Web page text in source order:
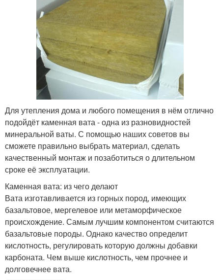
Для утепления дома и любого помещения в нём отлично
подойдёт каменная вата - одна из разновидностей
минеральной ваты. С помощью наших советов вы
сможете правильно выбрать материал, сделать
качественный монтаж и позаботиться о длительном
сроке её эксплуатации.
Каменная вата: из чего делают
Вата изготавливается из горных пород, имеющих
базальтовое, мергелевое или метаморфическое
происхождение. Самым лучшим компонентом считаются
базальтовые породы. Однако качество определит
кислотность, регулировать которую должны добавки
карбоната. Чем выше кислотность, чем прочнее и
долговечнее вата.